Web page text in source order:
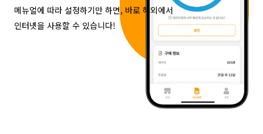
메뉴얼에 따라 설정하기만 하면, 바로 해외에서
인터넷을 사용할 수 있습니다!